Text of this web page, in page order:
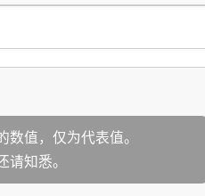
值，仅为代表值。
知悉。